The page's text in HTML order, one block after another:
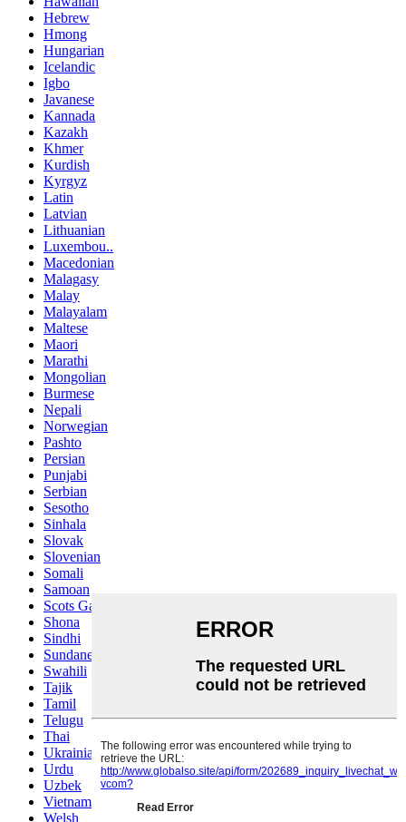
Hebrew
Hmong
Hungarian
Icelandic
Igbo
Javanese
Kannada
Kazakh
Khmer
Kurdish
Kyrgyz
Latin
Latvian
Lithuanian
Luxembou..
Macedonian
Malagasy
Malay
Malayalam
Maltese
Maori
Marathi
Mongolian
Burmese
Nepali
Norwegian
Pashto
Persian
Punjabi
Serbian
Sesotho
Sinhala
Slovak
Slovenian
Somali
Samoan
Scots Gaelic
Shona
Sindhi
Sundanese
Swahili
Tajik
Tamil
Telugu
Thai
Ukrainian
Urdu
Uzbek
Vietnamese
Welsh